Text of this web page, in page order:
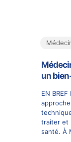
un
EN
traiter et
santé. À